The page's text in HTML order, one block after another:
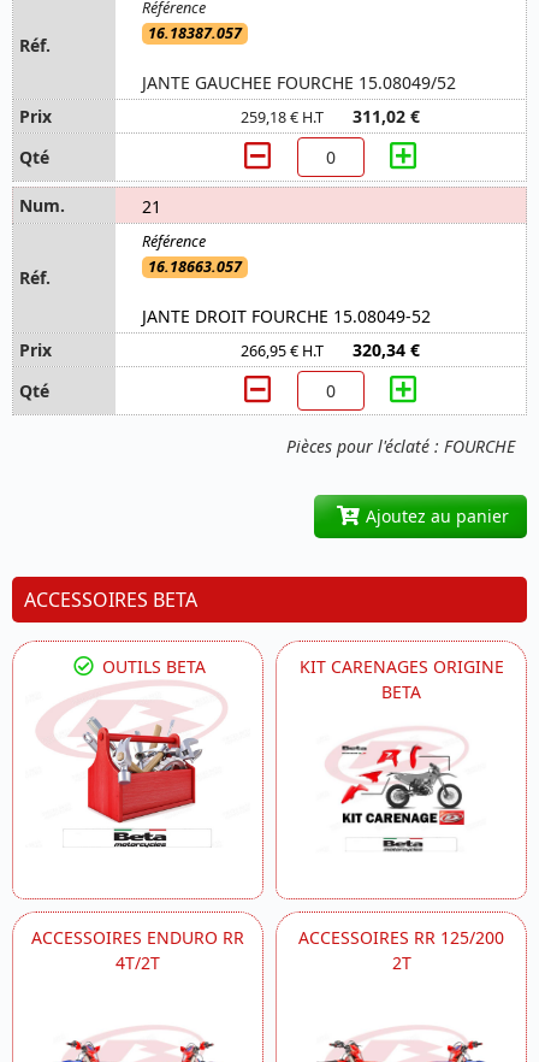
Pièces pour l'éclaté : FOURCHE
16.18387.057
JANTE GAUCHEE FOURCHE 15.08049/52
259,18 € H.T 311,02 €
21
16.18663.057
JANTE DROIT FOURCHE 15.08049-52
266,95 € H.T 320,34 €
Ajoutez au panier
ACCESSOIRES BETA
OUTILS BETA
KIT CARENAGES ORIGINE
BETA
ACCESSOIRES ENDURO RR
4T/2T
ACCESSOIRES RR 125/200
2T